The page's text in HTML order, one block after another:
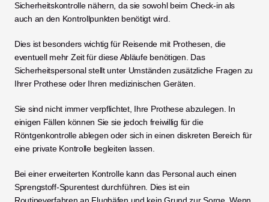
Sicherheitskontrolle nähern, da sie sowohl beim Check-in als
auch an den Kontrollpunkten benötigt wird.
Dies ist besonders wichtig für Reisende mit Prothesen, die
eventuell mehr Zeit für diese Abläufe benötigen. Das
Sicherheitspersonal stellt unter Umständen zusätzliche Fragen zu
Ihrer Prothese oder Ihren medizinischen Geräten.
Sie sind nicht immer verpflichtet, Ihre Prothese abzulegen. In
einigen Fällen können Sie sie jedoch freiwillig für die
Röntgenkontrolle ablegen oder sich in einen diskreten Bereich für
eine private Kontrolle begleiten lassen.
Bei einer erweiterten Kontrolle kann das Personal auch einen
Sprengstoff-Spurentest durchführen. Dies ist ein